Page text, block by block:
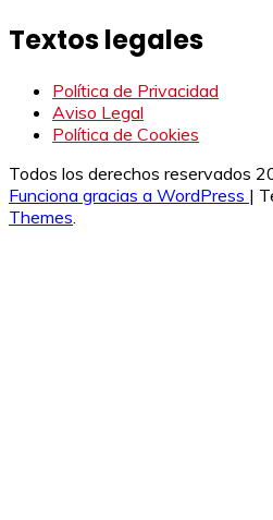
Textos legales
Política de Privacidad
Aviso Legal
Política de Cookies
Todos los derechos reservados
Funciona gracias a WordPress |
Themes.